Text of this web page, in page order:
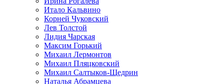
Итало Кальвино
Корней Чуковский
Лев Толстой
Лидия Чарская
Максим Горький
Михаил Лермонтов
Михаил Пляцковский
Михаил Салтыков-Щедрин
Наталья Абрамцева